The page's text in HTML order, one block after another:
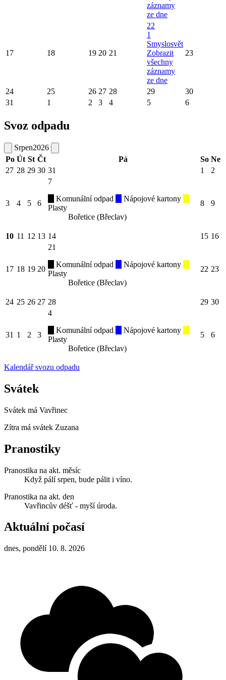
záznamy
ze dne
17 18 19 20 21
22
1
Smyslosvět
Zobrazit
všechny
záznamy
ze dne
23
24 25 26 27 28 29
30
31
1 2 3 4 5 6
Svoz odpadu
Srpen2026
Po Út St Čt Pá So Ne
27 28 29 30 31 1 2
3 4 5 6
7
Komunální odpad
Nápojové kartony
Plasty
Bořetice (Břeclav)
8 9
10 11 12 13 14 15 16
17 18 19 20
21
Komunální odpad
Nápojové kartony
Plasty
Bořetice (Břeclav)
22 23
24 25 26 27 28 29 30
31 1 2 3
4
Komunální odpad
Nápojové kartony
Plasty
Bořetice (Břeclav)
5 6
Kalendář svozu odpadu
Svátek
Svátek má Vavřinec
Zítra má svátek Zuzana
Pranostiky
Pranostika na akt. měsíc
Když pálí srpen, bude pálit i víno.
Pranostika na akt. den
Vavřincův déšť - myší úroda.
Aktuální počasí
dnes, pondělí 10. 8. 2026